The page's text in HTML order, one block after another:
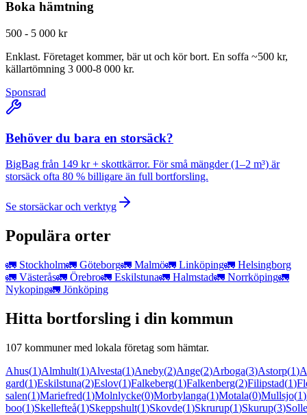
Boka hämtning
500 - 5 000 kr
Enklast. Företaget kommer, bär ut och kör bort. En soffa ~500 kr,
källartömning 3 000-8 000 kr.
Sponsrad
Behöver du bara en storsäck?
BigBag från 149 kr + skottkärror. För små mängder (1–2 m³) är
storsäck ofta 80 % billigare än full bortforsling.
Se storsäckar och verktyg
Populära orter
🚛 Stockholm🚛 Göteborg🚛 Malmö🚛 Linköping🚛 Helsingborg
🚛 Västerås🚛 Örebro🚛 Eskilstuna🚛 Halmstad🚛 Norrköping🚛
Nykoping🚛 Jönköping
Hitta bortforsling i din kommun
107 kommuner med lokala företag som hämtar.
Ahus(1)Almhult(1)Alvesta(1)Aneby(2)Ange(2)Arboga(3)Astorp(1)
gard(1)Eskilstuna(2)Eslov(1)Falkeberg(1)Falkenberg(2)Filipstad(1)
salen(1)Mariefred(1)Molnlycke(0)Morbylanga(1)Motala(0)Mullsjo(1)
boo(1)Skellefteå(1)Skeppshult(1)Skovde(1)Skrurup(1)Skurup(3)